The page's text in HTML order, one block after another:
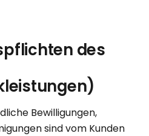
des
Bewilligungen,
sind vom Kunden